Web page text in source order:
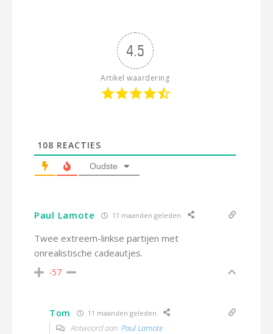
4.5
Artikel waardering
108 REACTIES
Oudste
Paul Lamote 11 maanden geleden
Twee extreem-linkse partijen met
onrealistische cadeautjes.
-57
Tom 11 maanden geleden
Antwoord aan Paul Lamote